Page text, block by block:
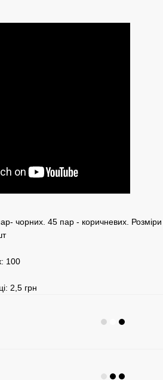
чорних. 45 пар - коричневих.
100
2,5 грн